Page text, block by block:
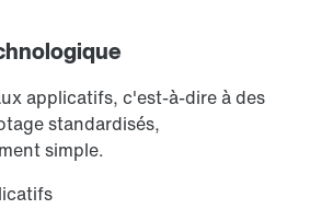
applicatifs, c'est-à-dire à des
standardisés,
simple.